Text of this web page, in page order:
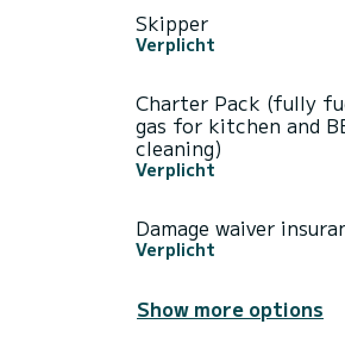
Skipper
Verplicht
Charter Pack (fully
gas for kitchen and
cleaning)
Verplicht
Damage waiver
Verplicht
Show more options